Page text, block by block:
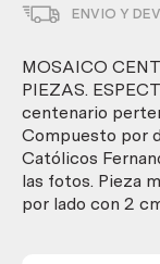
ENVIO Y
MOSAICO
PIEZAS.
centenario
Compuesto por
Católicos
las fotos. Pieza
por lado con 2